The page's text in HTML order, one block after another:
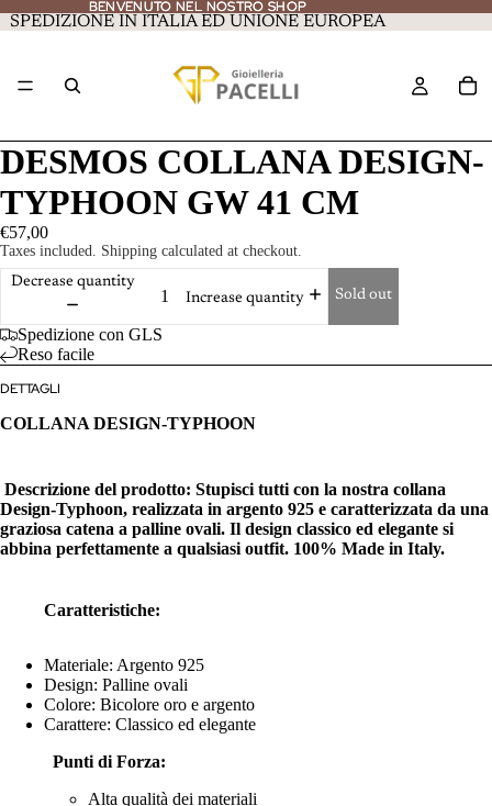
BENVENUTO NEL NOSTRO SHOP
BENVENUTO NEL NOSTRO SHOP
SPEDIZIONE IN ITALIA ED UNIONE EUROPEA
DESMOS COLLANA DESIGN-
TYPHOON GW 41 CM
€57,00
Taxes included. Shipping calculated at checkout.
Decrease quantity
Increase quantity
Sold out
Spedizione con GLS
Reso facile
DETTAGLI
COLLANA DESIGN-TYPHOON
Descrizione del prodotto: Stupisci tutti con la nostra collana
Design-Typhoon, realizzata in argento 925 e caratterizzata da una
graziosa catena a palline ovali. Il design classico ed elegante si
abbina perfettamente a qualsiasi outfit. 100% Made in Italy.
Caratteristiche:
Materiale: Argento 925
Design: Palline ovali
Colore: Bicolore oro e argento
Carattere: Classico ed elegante
Punti di Forza:
Alta qualità dei materiali